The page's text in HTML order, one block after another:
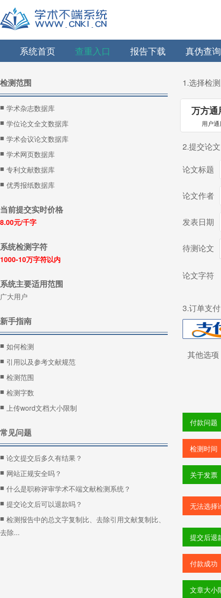
系统首页 查重入口 报告下载 真伪查询
检测范围
■ 学术杂志数据库
■ 学位论文全文数据库
■ 学术会议论文数据库
■ 学术网页数据库
■ 专利文献数据库
■ 优秀报纸数据库
当前提交实时价格
8.00元/千字
系统检测字符
1000-10万字符以内
系统主要适用范围
广大用户
新手指南
■ 如何检测
■ 引用以及参考文献规范
■ 检测范围
■ 检测字数
■ 上传word文档大小限制
常见问题
■ 论文提交后多久有结果？
■ 网站正规安全吗？
■ 什么是职称评审学术不端文献检测系统？
■ 提交论文后可以退款吗？
■ 检测报告中的总文字复制比、去除引用文献复制比、
去除...
1.选择检
万方通
用户通
2.提交论
论文标题
论文作者
发表日期
待测论文
论文字符
3.订单支
其他选项
付款问题
检测时间
关于发票
无法选择
提交后退
付款成功
文章大小